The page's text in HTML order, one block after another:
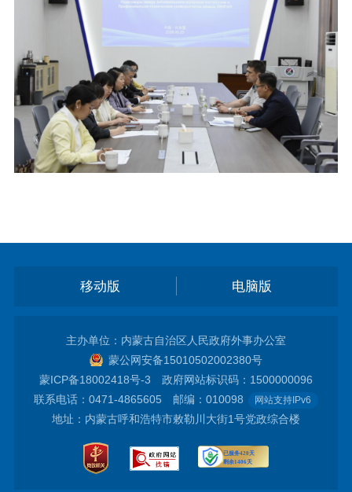
移动版 电脑版
主办单位：内蒙古自治区人民政府外事办公室
蒙公网安备15010502002380号
蒙ICP备18002418号-3 政府网站标识码：1500000096
联系电话：0471-4865605 邮编：010098
网站支持IPv6
地址：内蒙古呼和浩特市敕勒川大街1号党政综合楼